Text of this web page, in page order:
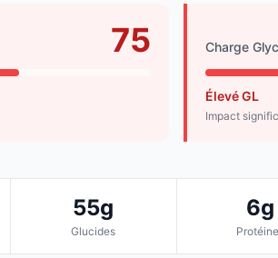
75 Charge
Élevé GL
Impact
55g
Glucides
6g